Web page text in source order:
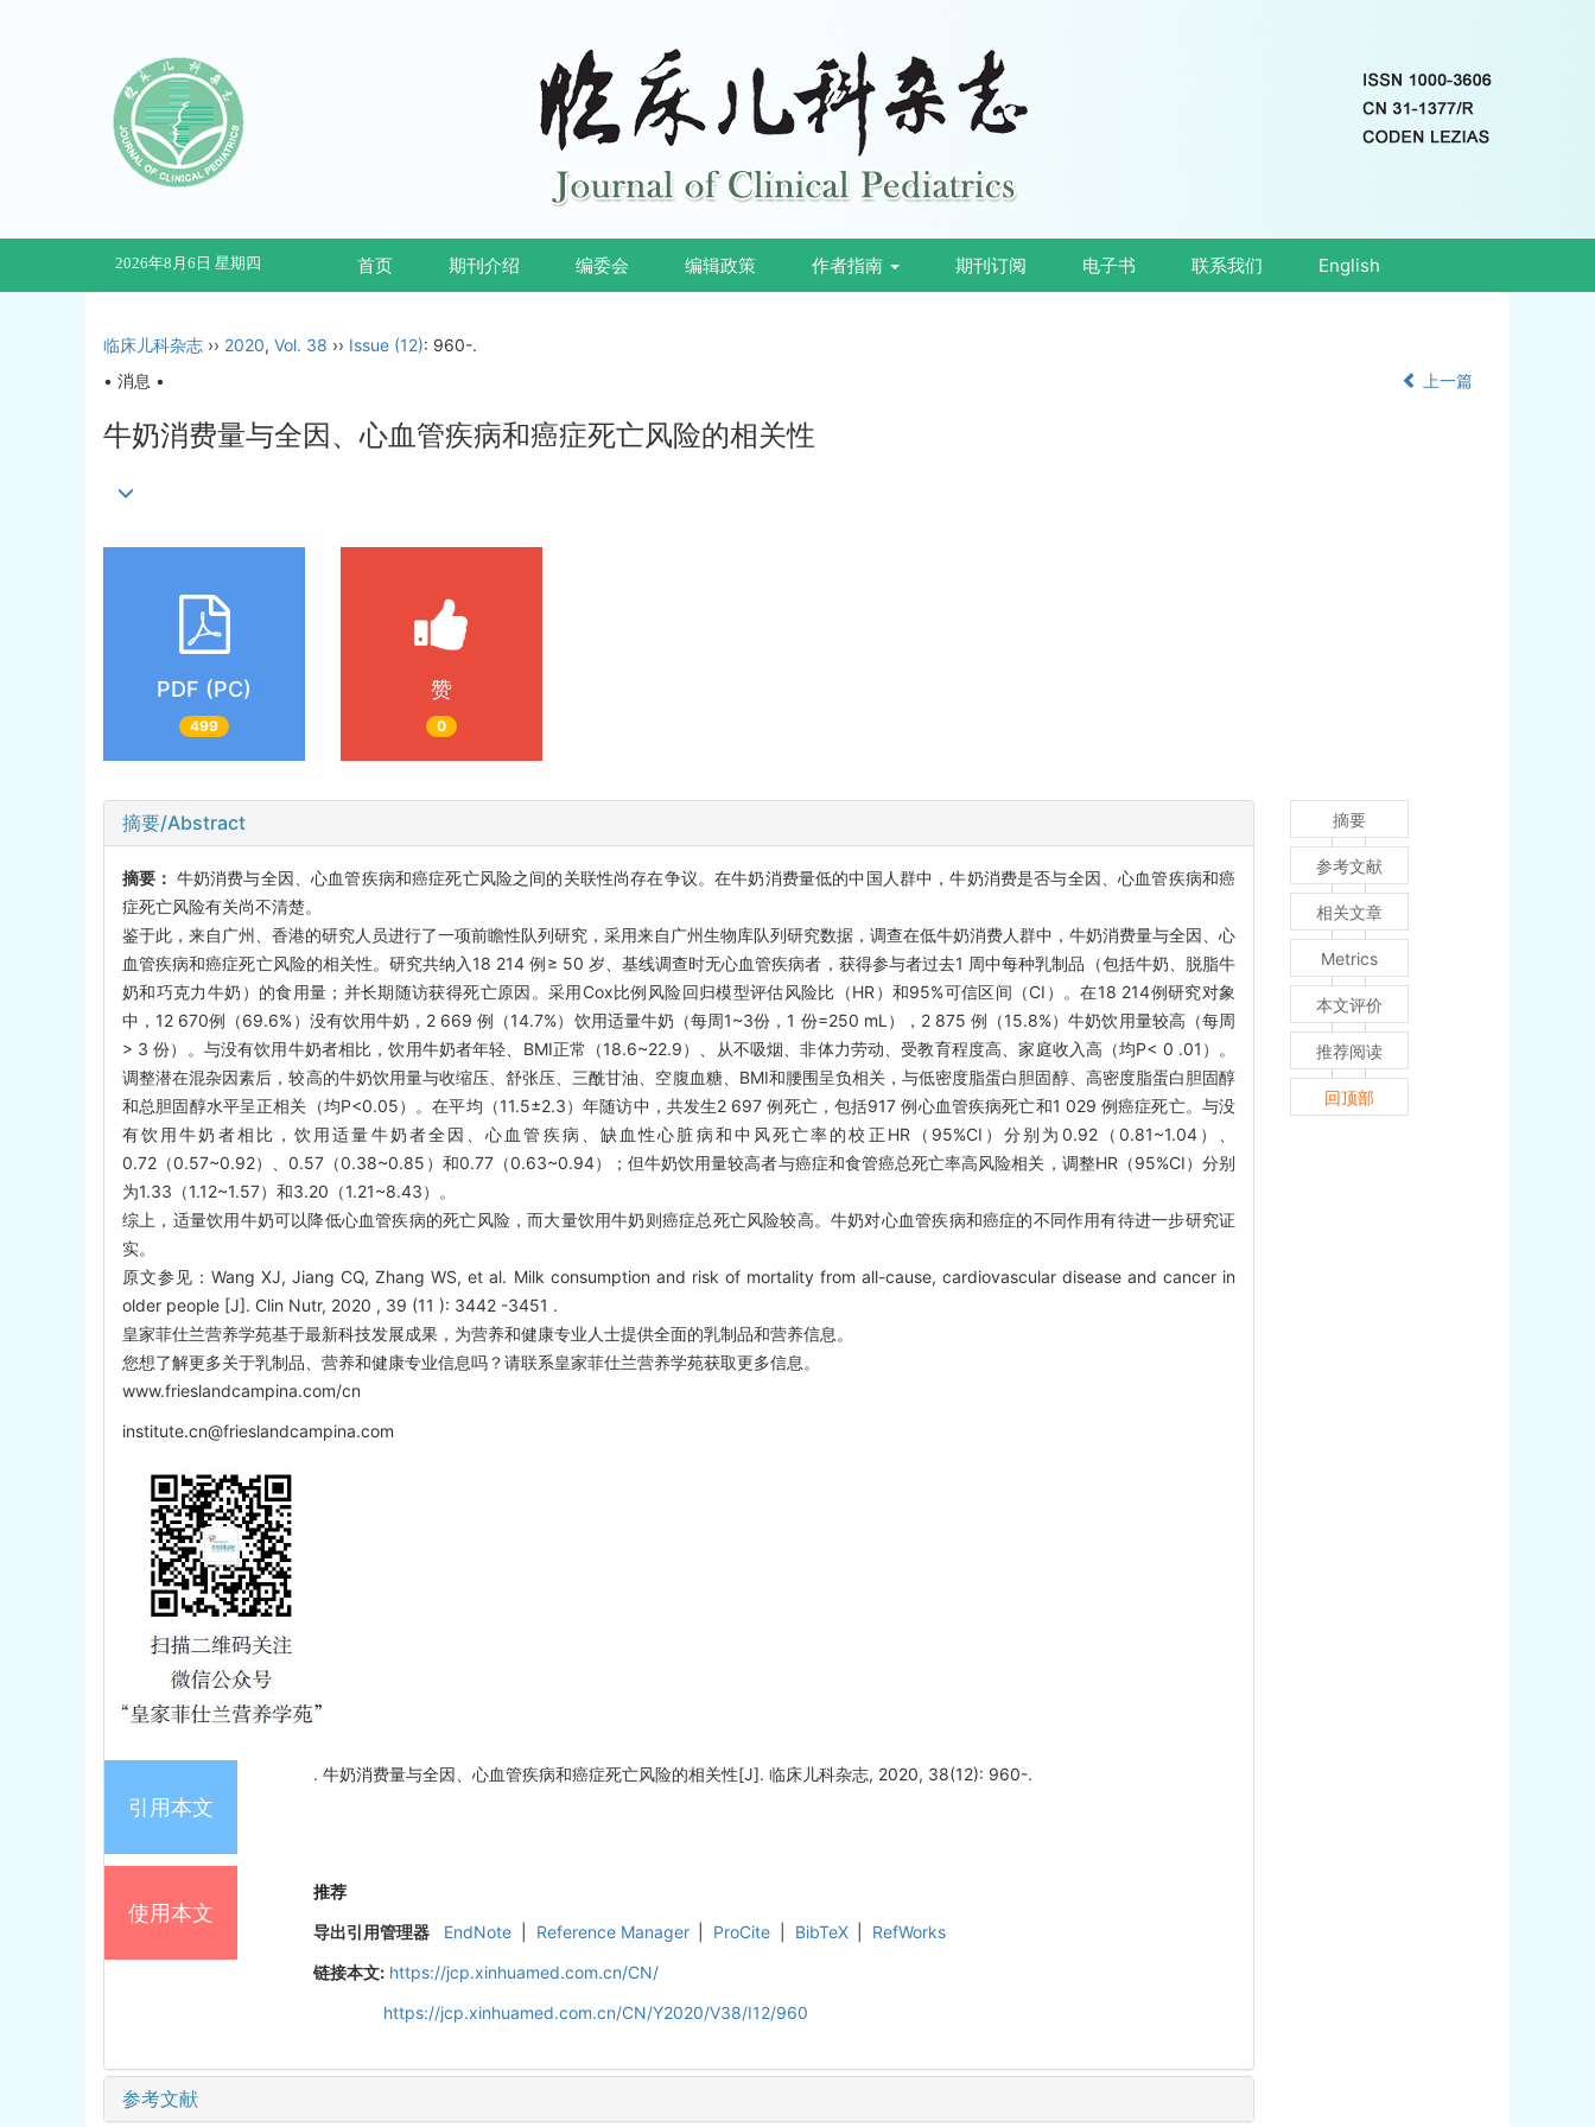
2026年8月6日 星期四 首页 期刊介绍 编委会 编辑政策 作者指南 期刊订阅 电子书 联系我们 English
临床儿科杂志 ›› 2020, Vol. 38 ›› Issue (12): 960-.
• 消息 •
上一篇
牛奶消费量与全因、心血管疾病和癌症死亡风险的相关性
PDF (PC)
499
赞
0
摘要/Abstract
摘要： 牛奶消费与全因、心血管疾病和癌症死亡风险之间的关联性尚存在争议。在牛奶消费量低的中国人群中，牛奶消费是否与全因、心血管疾病和癌
症死亡风险有关尚不清楚。
鉴于此，来自广州、香港的研究人员进行了一项前瞻性队列研究，采用来自广州生物库队列研究数据，调查在低牛奶消费人群中，牛奶消费量与全因、心
血管疾病和癌症死亡风险的相关性。研究共纳入18 214 例≥ 50 岁、基线调查时无心血管疾病者，获得参与者过去1 周中每种乳制品（包括牛奶、脱脂牛
奶和巧克力牛奶）的食用量；并长期随访获得死亡原因。采用Cox比例风险回归模型评估风险比（HR）和95%可信区间（CI）。在18 214例研究对象
中，12 670例（69.6%）没有饮用牛奶，2 669 例（14.7%）饮用适量牛奶（每周1~3份，1 份=250 mL），2 875 例（15.8%）牛奶饮用量较高（每周
> 3 份）。与没有饮用牛奶者相比，饮用牛奶者年轻、BMI正常（18.6~22.9）、从不吸烟、非体力劳动、受教育程度高、家庭收入高（均P< 0 .01）。
调整潜在混杂因素后，较高的牛奶饮用量与收缩压、舒张压、三酰甘油、空腹血糖、BMI和腰围呈负相关，与低密度脂蛋白胆固醇、高密度脂蛋白胆固醇
和总胆固醇水平呈正相关（均P<0.05）。在平均（11.5±2.3）年随访中，共发生2 697 例死亡，包括917 例心血管疾病死亡和1 029 例癌症死亡。与没
有饮用牛奶者相比，饮用适量牛奶者全因、心血管疾病、缺血性心脏病和中风死亡率的校正HR（95%CI）分别为0.92（0.81~1.04）、
0.72（0.57~0.92）、0.57（0.38~0.85）和0.77（0.63~0.94）；但牛奶饮用量较高者与癌症和食管癌总死亡率高风险相关，调整HR（95%CI）分别
为1.33（1.12~1.57）和3.20（1.21~8.43）。
综上，适量饮用牛奶可以降低心血管疾病的死亡风险，而大量饮用牛奶则癌症总死亡风险较高。牛奶对心血管疾病和癌症的不同作用有待进一步研究证
实。
原文参见：Wang XJ, Jiang CQ, Zhang WS, et al. Milk consumption and risk of mortality from all-cause, cardiovascular disease and cancer in
older people [J]. Clin Nutr, 2020 , 39 (11 ): 3442 -3451 .
皇家菲仕兰营养学苑基于最新科技发展成果，为营养和健康专业人士提供全面的乳制品和营养信息。
您想了解更多关于乳制品、营养和健康专业信息吗？请联系皇家菲仕兰营养学苑获取更多信息。
www.frieslandcampina.com/cn
institute.cn@frieslandcampina.com
引用本文
. 牛奶消费量与全因、心血管疾病和癌症死亡风险的相关性[J]. 临床儿科杂志, 2020, 38(12): 960-.
使用本文
推荐
导出引用管理器
EndNote Reference Manager ProCite BibTeX
RefWorks
链接本文: https://jcp.xinhuamed.com.cn/CN/
https://jcp.xinhuamed.com.cn/CN/Y2020/V38/I12/960
参考文献
摘要
参考文献
相关文章
Metrics
本文评价
推荐阅读
回顶部